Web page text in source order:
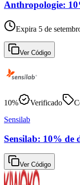
Anthropologie:
Expira 5 de
Ver Código
10% Verificado
Sensilab
Sensilab: 10% de
Ver Código